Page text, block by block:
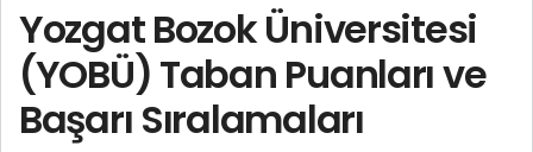
Yozgat Bozok Üniversitesi
(YOBÜ) Taban Puanları ve
Başarı Sıralamaları